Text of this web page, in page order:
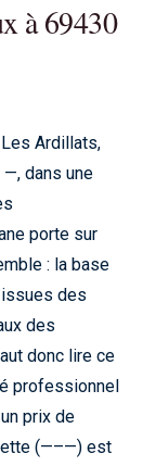
à 69430
Ardillats,
dans une
porte sur
: la base
des
des
donc lire ce
professionnel
prix de
(—–—) est